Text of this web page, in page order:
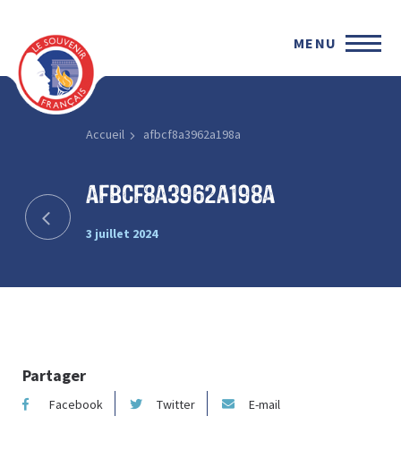
MENU
Accueil afbcf8a3962a198a
afbcf8a3962a198a
3 juillet 2024
Partager
Facebook Twitter E-mail